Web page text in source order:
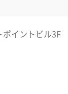
イントビル3F